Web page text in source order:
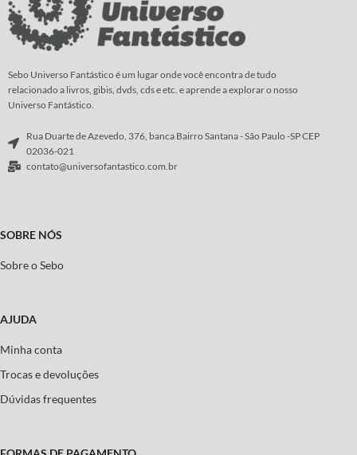
Sebo Universo Fantástico é um lugar onde você encontra de tudo
relacionado a livros, gibis, dvds, cds e etc. e aprende a explorar o nosso
Universo Fantástico.
Rua Duarte de Azevedo, 376, banca Bairro Santana - São Paulo -SP CEP
02036-021
contato@universofantastico.com.br
SOBRE NÓS
Sobre o Sebo
AJUDA
Minha conta
Trocas e devoluções
Dúvidas frequentes